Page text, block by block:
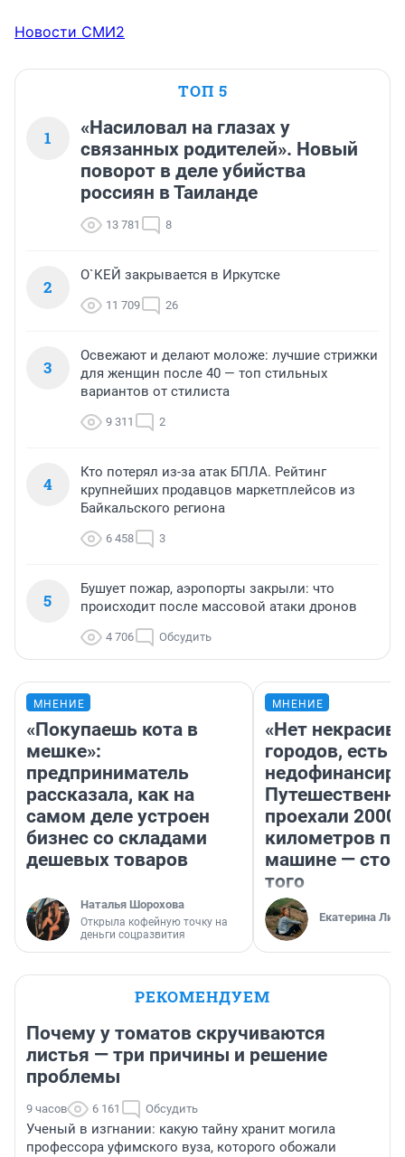
Новости СМИ2
ТОП 5
1
«Насиловал на глазах у
связанных родителей». Новый
поворот в деле убийства
россиян в Таиланде
13 781 8
2
О`КЕЙ закрывается в Иркутске
11 709 26
3
Освежают и делают моложе: лучшие стрижки
для женщин после 40 — топ стильных
вариантов от стилиста
9 311 2
4
Кто потерял из-за атак БПЛА. Рейтинг
крупнейших продавцов маркетплейсов из
Байкальского региона
6 458 3
5
Бушует пожар, аэропорты закрыли: что
происходит после массовой атаки дронов
4 706 Обсудить
МНЕНИЕ
«Покупаешь кота в
мешке»:
предприниматель
рассказала, как на
самом деле устроен
бизнес со складами
дешевых товаров
Наталья Шорохова
Открыла кофейную точку на
деньги соцразвития
МНЕНИЕ
«Нет
городов, есть
проехали 2000
километров по
машине —
того
Екатерина
РЕКОМЕНДУЕМ
Почему у томатов скручиваются
листья — три причины и решение
проблемы
9 часов 6 161 Обсудить
Ученый в изгнании: какую тайну хранит могила
профессора уфимского вуза, которого обожали